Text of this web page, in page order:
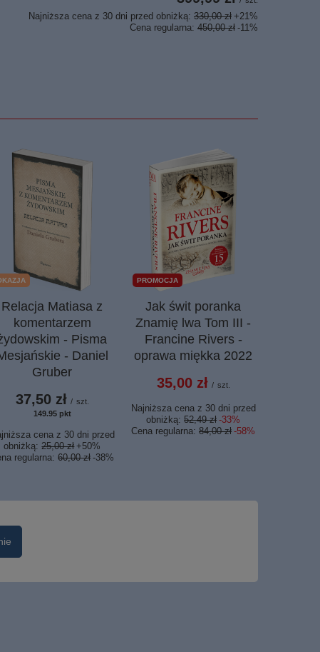
Najniższa cena z 30 dni przed obniżką: 330,00 zł +21%
Cena regularna: 450,00 zł -11%
Relacja Matiasa z
komentarzem
- Pisma
- Daniel
Gruber
37,50 zł / szt.
149.95 pktpunktów
cena z 30 dni przed
obniżką:25,00 zł +50%
regularna:60,00 zł -38%
PROMOCJA
Jak świt poranka
Znamię lwa Tom III -
Francine Rivers -
oprawa miękka 2022
35,00 zł / szt.
Najniższa cena z 30 dni przed
obniżką:52,49 zł -33%
Cena regularna:84,00 zł -58%